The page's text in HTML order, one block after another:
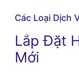
Các Loại Dịch
Lắp Đặt
Mới